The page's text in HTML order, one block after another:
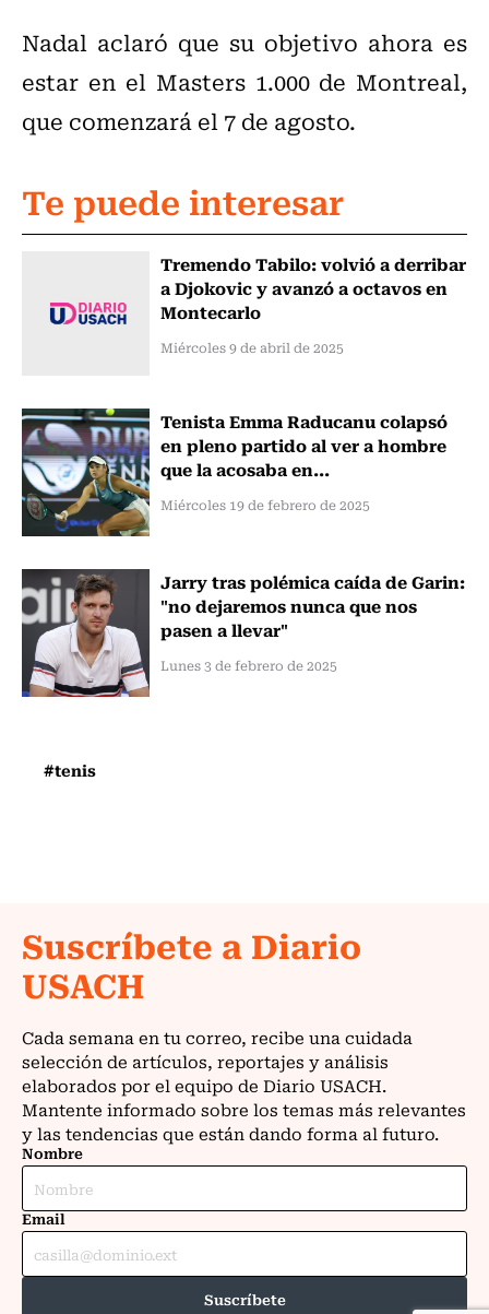
Nadal aclaró que su objetivo ahora es
estar en el Masters 1.000 de Montreal,
que comenzará el 7 de agosto.
Te puede interesar
Tremendo Tabilo: volvió a derribar
a Djokovic y avanzó a octavos en
Montecarlo
Miércoles 9 de abril de 2025
Tenista Emma Raducanu colapsó
en pleno partido al ver a hombre
que la acosaba en...
Miércoles 19 de febrero de 2025
Jarry tras polémica caída de Garin:
"no dejaremos nunca que nos
pasen a llevar"
Lunes 3 de febrero de 2025
#tenis